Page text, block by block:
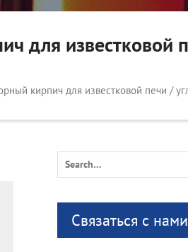
для известковой
кирпич для известковой печи /
Search
for:
Связаться с нами